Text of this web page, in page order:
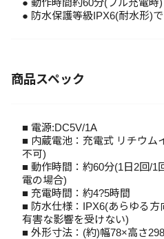
● 動作時間約60分(フル充電時)
● 防水保護等級IPX6(耐水形)
商品スペック
■ 電源:DC5V/1A
■ 内蔵電池：充電式 リチウム
不可)
■ 動作時間：約60分(1日2回/1
電の場合)
■ 充電時間：約4?5時間
■ 防水仕様：IPX6(あらゆる
有害な影響を受けない)
■ 外形寸法：(約)幅78×高さ